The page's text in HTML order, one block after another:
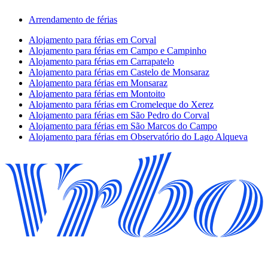
Arrendamento de férias
Alojamento para férias em Corval
Alojamento para férias em Campo e Campinho
Alojamento para férias em Carrapatelo
Alojamento para férias em Castelo de Monsaraz
Alojamento para férias em Monsaraz
Alojamento para férias em Montoito
Alojamento para férias em Cromeleque do Xerez
Alojamento para férias em São Pedro do Corval
Alojamento para férias em São Marcos do Campo
Alojamento para férias em Observatório do Lago Alqueva